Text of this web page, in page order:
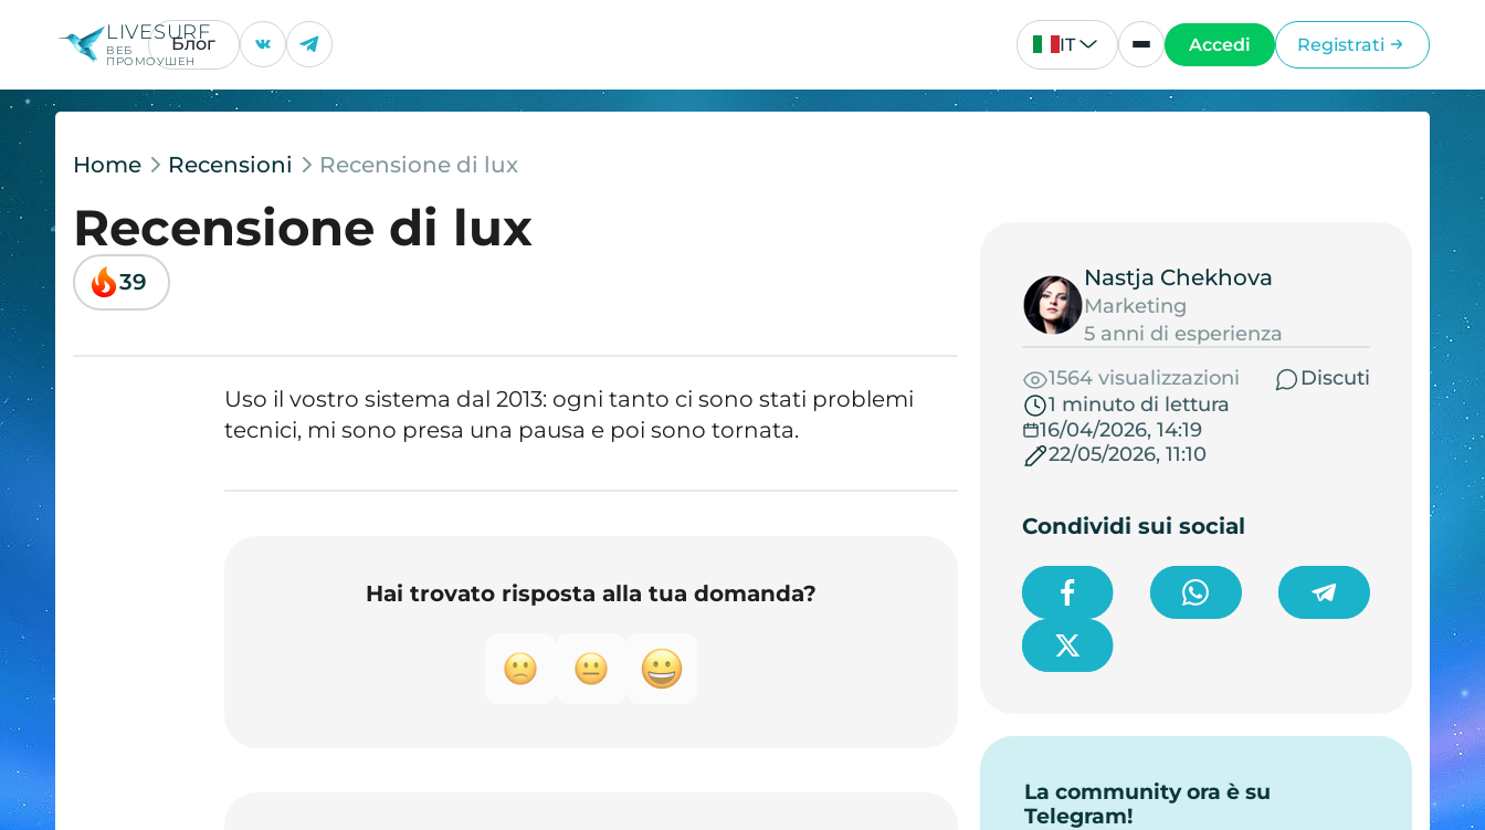
LIVESURF
ВЕБ
ПРОМОУШЕН
Блог IT Accedi Registrati
Home Recensioni Recensione di lux
Recensione di lux
39
Uso il vostro sistema dal 2013: ogni tanto ci sono stati problemi
tecnici, mi sono presa una pausa e poi sono tornata.
Hai trovato risposta alla tua domanda?
Nastja Chekhova
Marketing
5 anni di esperienza
1564 visualizzazioni
Discuti
1 minuto di lettura
16/04/2026, 14:19
22/05/2026, 11:10
Condividi sui social
La community ora è su
Telegram!